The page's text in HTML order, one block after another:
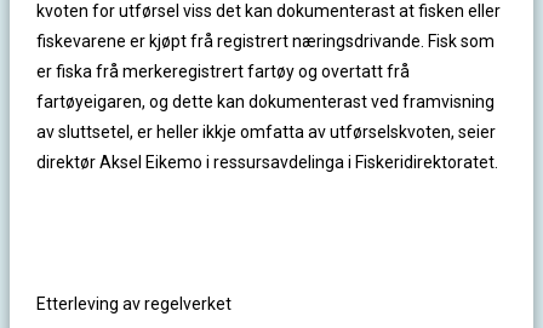
kvoten for utførsel viss det kan dokumenterast at fisken eller
fiskevarene er kjøpt frå registrert næringsdrivande. Fisk som
er fiska frå merkeregistrert fartøy og overtatt frå
fartøyeigaren, og dette kan dokumenterast ved framvisning
av sluttsetel, er heller ikkje omfatta av utførselskvoten, seier
direktør Aksel Eikemo i ressursavdelinga i Fiskeridirektoratet.
Etterleving av regelverket